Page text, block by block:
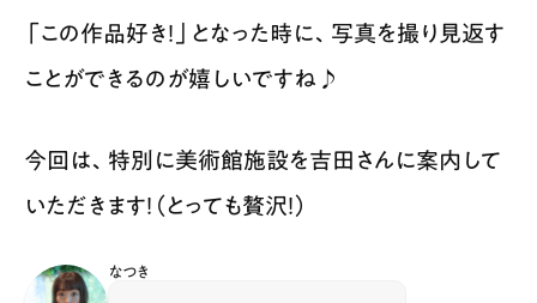
「この作品好き！」となった時に、写真を撮り見返す
ことができるのが嬉しいですね♪
今回は、特別に美術館施設を吉田さんに案内して
いただきます！（とっても贅沢！）
なつき